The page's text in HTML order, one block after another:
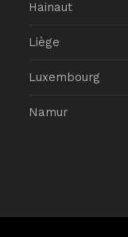
Hainaut
Liège
Luxembourg
Namur